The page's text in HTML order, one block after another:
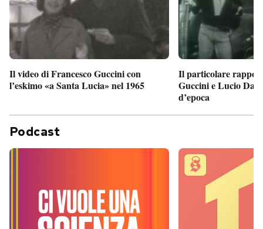
AREA PERSONALE
Entra
Il video di Francesco Guccini con
l’eskimo «a Santa Lucia» nel 1965
Il particolare
Guccini e Lucio
d’epoca
Podcast